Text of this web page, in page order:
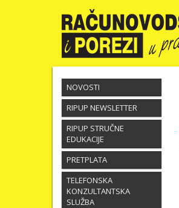
NOVOSTI
RIPUP NEWSLETTER
RIPUP STRUČNE
EDUKACIJE
PRETPLATA
TELEFONSKA
KONZULTANTSKA
SLUŽBA